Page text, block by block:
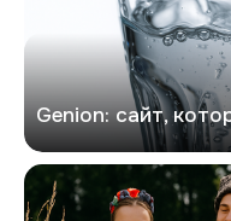
Genion: сайт,
Казачий рассвет